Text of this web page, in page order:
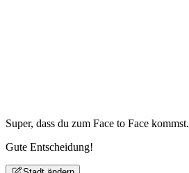
Super, dass du zum Face to Face kommst.
Gute Entscheidung!